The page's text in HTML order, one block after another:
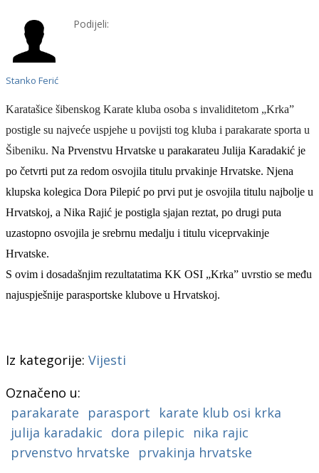
Stanko Ferić
Podijeli:
Karatašice šibenskog Karate kluba osoba s invaliditetom „Krka”
postigle su najveće uspjehe u povijsti tog kluba i parakarate sporta u
Šibeniku. Na Prvenstvu Hrvatske u parakarateu Julija Karadakić je
po četvrti put za redom osvojila titulu prvakinje Hrvatske. Njena
klupska kolegica Dora Pilepić po prvi put je osvojila titulu najbolje u
Hrvatskoj, a Nika Rajić je postigla sjajan reztat, po drugi puta
uzastopno osvojila je srebrnu medalju i titulu viceprvakinje
Hrvatske.
S ovim i dosadašnjimrezultatatima KK OSI „Krka” uvrstio se među
najuspješnijeparasportske klubove u Hrvatskoj.
Iz kategorije: Vijesti
Označeno u:
parakarate
parasport
karate klub osi krka
julija karadakic dora pilepic
nika rajic
prvenstvo hrvatske
prvakinja hrvatske